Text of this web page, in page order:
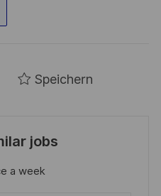
Speichern
jobs
a week